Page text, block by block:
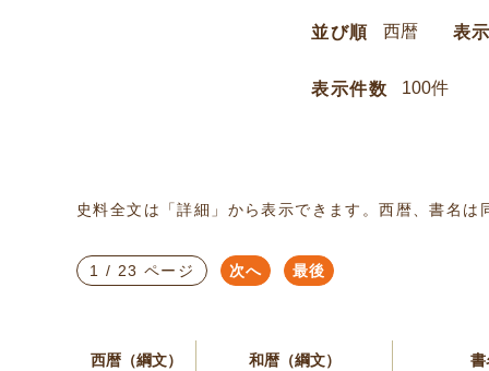
並び順 表
表示件数
史料全文は「詳細」から表示できます。西暦、書名
1 / 23 ページ 次へ 最後
西暦（綱文） 和暦（綱文） 書